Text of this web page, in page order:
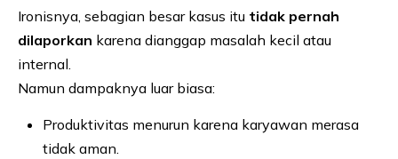
Ironisnya, sebagian besar kasus itu tidak pernah
dilaporkan karena dianggap masalah kecil atau
internal.
Namun dampaknya luar biasa:
Produktivitas menurun karena karyawan merasa
tidak aman.